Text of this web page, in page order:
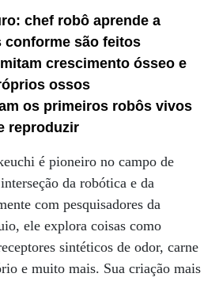
chef robô aprende a
conforme são feitos
crescimento ósseo e
ossos
os primeiros robôs vivos
reproduzir
é pioneiro no campo de
da robótica e da
com pesquisadores da
ele explora coisas como
sintéticos de odor, carne
e muito mais. Sua criação mais